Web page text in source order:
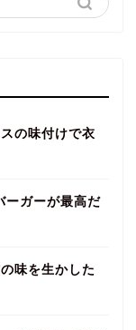
の味付けで衣
ーガーが最高だ
味を生かした